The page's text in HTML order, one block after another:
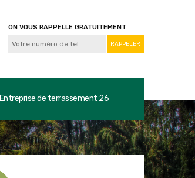
ON VOUS RAPPELLE GRATUITEMENT
Entreprise de terrassement 26